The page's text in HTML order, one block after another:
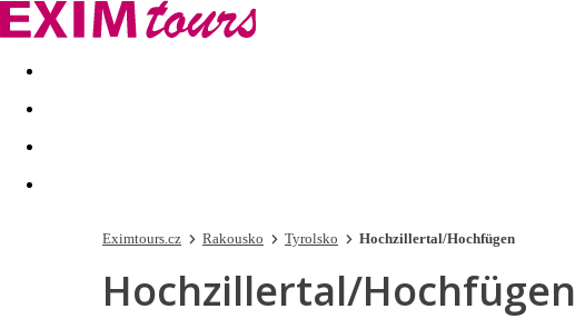
Akční nabídky Last minute
Eximtours.cz Rakousko Tyrolsko Hochzillertal/Hochfügen
Hochzillertal/Hochfügen